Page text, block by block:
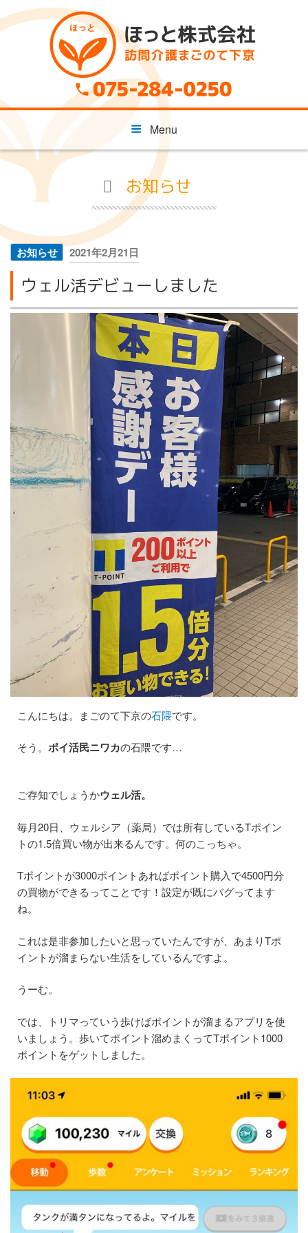
ス
プ
Menu
お知らせ
お知らせ
投
稿
日:
2021年2月21日
ウェル活デビューしました
こんにちは。まごのて下京の石隈です。
そう。 ポイ活民ニワカの石隈です…
ご存知でしょうかウェル活。
毎月20日、ウェルシア（薬局）では所有しているTポイン
トの1.5倍買い物が出来るんです。何のこっちゃ。
Tポイントが3000ポイントあればポイント購入で4500円分
の買物ができるってことです！設定が既にバグってます
ね。
これは是非参加したいと思っていたんですが、あまりTポ
イントが溜まらない生活をしているんですよ。
うーむ。
では、トリマっていう歩けばポイントが溜まるアプリを使
いましょう。歩いてポイント溜めまくってTポイント1000
ポイントをゲットしました。